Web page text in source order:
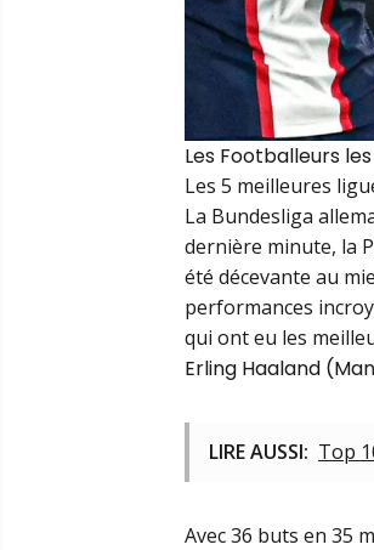
Les Footballeurs
Les 5 meilleures
La Bundesliga
dernière minute, la
été décevante au
performances
qui ont eu les
Erling Haaland
LIRE AUSSI: Top
Avec 36 buts en 35